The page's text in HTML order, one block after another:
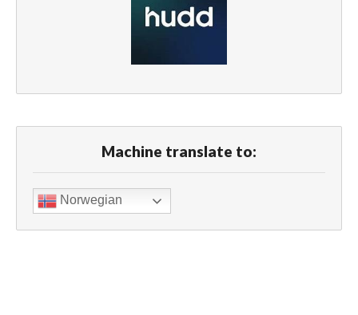
Machine translate to:
Norwegian